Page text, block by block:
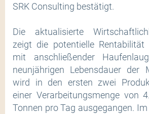
SRK Consulting bestätigt.
Die aktualisierte
zeigt die potentielle Rentabilität
mit anschließender
neunjährigen Lebensdauer der
wird in den ersten zwei
einer Verarbeitungsmenge von
Tonnen pro Tag ausgegangen.